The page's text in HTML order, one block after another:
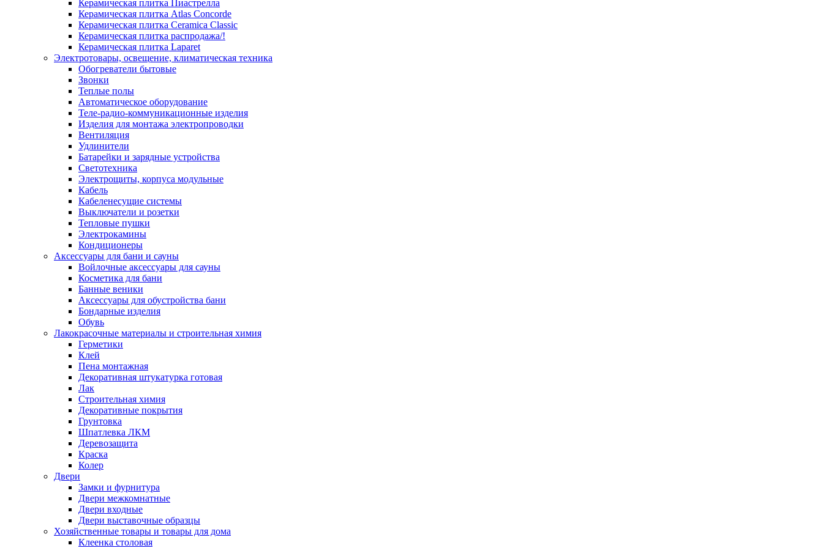
Керамическая плитка Пиастрелла
Керамическая плитка Atlas Concorde
Керамическая плитка Ceramica Classic
Керамическая плитка распродажа/!
Керамическая плитка Laparet
Электротовары, освещение, климатическая техника
Обогреватели бытовые
Звонки
Теплые полы
Автоматическое оборудование
Теле-радио-коммуникационные изделия
Изделия для монтажа электропроводки
Вентиляция
Удлинители
Батарейки и зарядные устройства
Светотехника
Электрощиты, корпуса модульные
Кабель
Кабеленесущие системы
Выключатели и розетки
Тепловые пушки
Электрокамины
Кондиционеры
Аксессуары для бани и сауны
Войлочные аксессуары для сауны
Косметика для бани
Банные веники
Аксессуары для обустройства бани
Бондарные изделия
Обувь
Лакокрасочные материалы и строительная химия
Герметики
Клей
Пена монтажная
Декоративная штукатурка готовая
Лак
Строительная химия
Декоративные покрытия
Грунтовка
Шпатлевка ЛКМ
Деревозащита
Краска
Колер
Двери
Замки и фурнитура
Двери межкомнатные
Двери входные
Двери выставочные образцы
Хозяйственные товары и товары для дома
Клеенка столовая